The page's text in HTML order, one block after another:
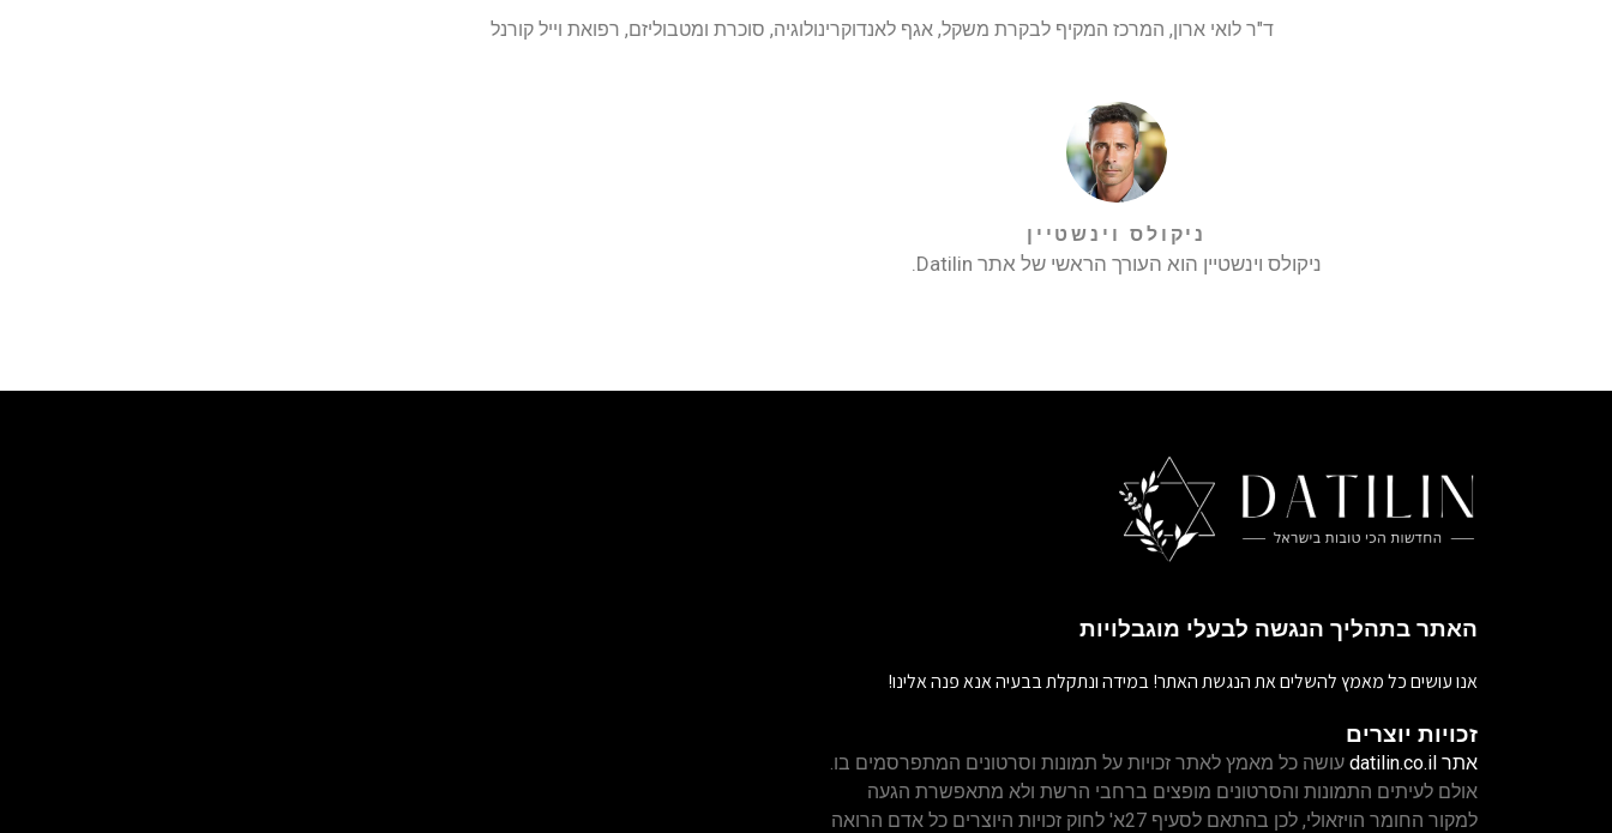
ד"ר לואי ארון, המרכז המקיף לבקרת משקל, אגף לאנדוקרינולוגיה, סוכרת ומטבוליזם, רפואת וייל קורנל
ניקולס וינשטיין
ניקולס וינשטיין הוא העורך הראשי של אתר Datilin.
האתר בתהליך הנגשה לבעלי מוגבלויות
אנו עושים כל מאמץ להשלים את הנגשת האתר! במידה ונתקלת בבעיה אנא פנה אלינו!
זכויות יוצרים
אתר datilin.co.il עושה כל מאמץ לאתר זכויות על תמונות וסרטונים המתפרסמים בו.
אולם לעיתים התמונות והסרטונים מופצים ברחבי הרשת ולא מתאפשרת הגעה
למקור החומר הויזאולי, לכן בהתאם לסעיף 27א' לחוק זכויות היוצרים כל אדם הרואה